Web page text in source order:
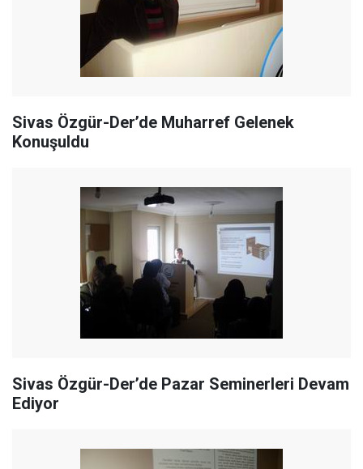
Sivas Özgür-Der’de Muharref Gelenek
Konuşuldu
Sivas Özgür-Der’de Pazar Seminerleri Devam
Ediyor